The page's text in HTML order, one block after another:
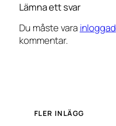
Lämna ett svar
Du måste vara inloggad
kommentar.
FLER INLÄGG